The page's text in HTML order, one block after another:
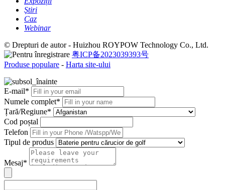
Ştiri
Caz
Webinar
© Drepturi de autor - Huizhou ROYPOW Technology Co., Ltd.
粤ICP备2023039393号
Produse populare - Harta site-ului
E-mail*
Numele complet*
Țară/Regiune*
Cod poștal
Telefon
Tipul de produs
Mesaj*